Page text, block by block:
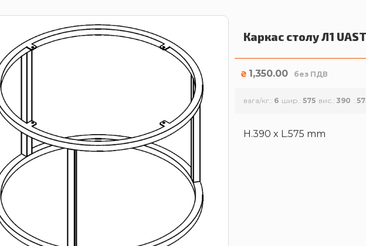
Каркас столу Л1
₴ 1,350.00 без ПДВ
вага/кг. 6 шир. 575 вис. 390
H.390 x L.575 mm